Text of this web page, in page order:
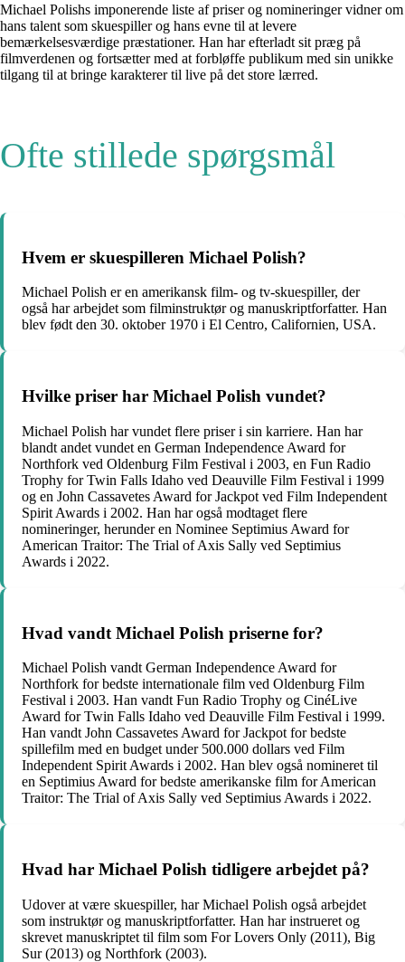
Michael Polishs imponerende liste af priser og nomineringer vidner om
hans talent som skuespiller og hans evne til at levere
bemærkelsesværdige præstationer. Han har efterladt sit præg på
filmverdenen og fortsætter med at forbløffe publikum med sin unikke
tilgang til at bringe karakterer til live på det store lærred.
Ofte stillede spørgsmål
Hvem er skuespilleren Michael Polish?
Michael Polish er en amerikansk film- og tv-skuespiller, der
også har arbejdet som filminstruktør og manuskriptforfatter. Han
blev født den 30. oktober 1970 i El Centro, Californien, USA.
Hvilke priser har Michael Polish vundet?
Michael Polish har vundet flere priser i sin karriere. Han har
blandt andet vundet en German Independence Award for
Northfork ved Oldenburg Film Festival i 2003, en Fun Radio
Trophy for Twin Falls Idaho ved Deauville Film Festival i 1999
og en John Cassavetes Award for Jackpot ved Film Independent
Spirit Awards i 2002. Han har også modtaget flere
nomineringer, herunder en Nominee Septimius Award for
American Traitor: The Trial of Axis Sally ved Septimius
Awards i 2022.
Hvad vandt Michael Polish priserne for?
Michael Polish vandt German Independence Award for
Northfork for bedste internationale film ved Oldenburg Film
Festival i 2003. Han vandt Fun Radio Trophy og CinéLive
Award for Twin Falls Idaho ved Deauville Film Festival i 1999.
Han vandt John Cassavetes Award for Jackpot for bedste
spillefilm med en budget under 500.000 dollars ved Film
Independent Spirit Awards i 2002. Han blev også nomineret til
en Septimius Award for bedste amerikanske film for American
Traitor: The Trial of Axis Sally ved Septimius Awards i 2022.
Hvad har Michael Polish tidligere arbejdet på?
Udover at være skuespiller, har Michael Polish også arbejdet
som instruktør og manuskriptforfatter. Han har instrueret og
skrevet manuskriptet til film som For Lovers Only (2011), Big
Sur (2013) og Northfork (2003).